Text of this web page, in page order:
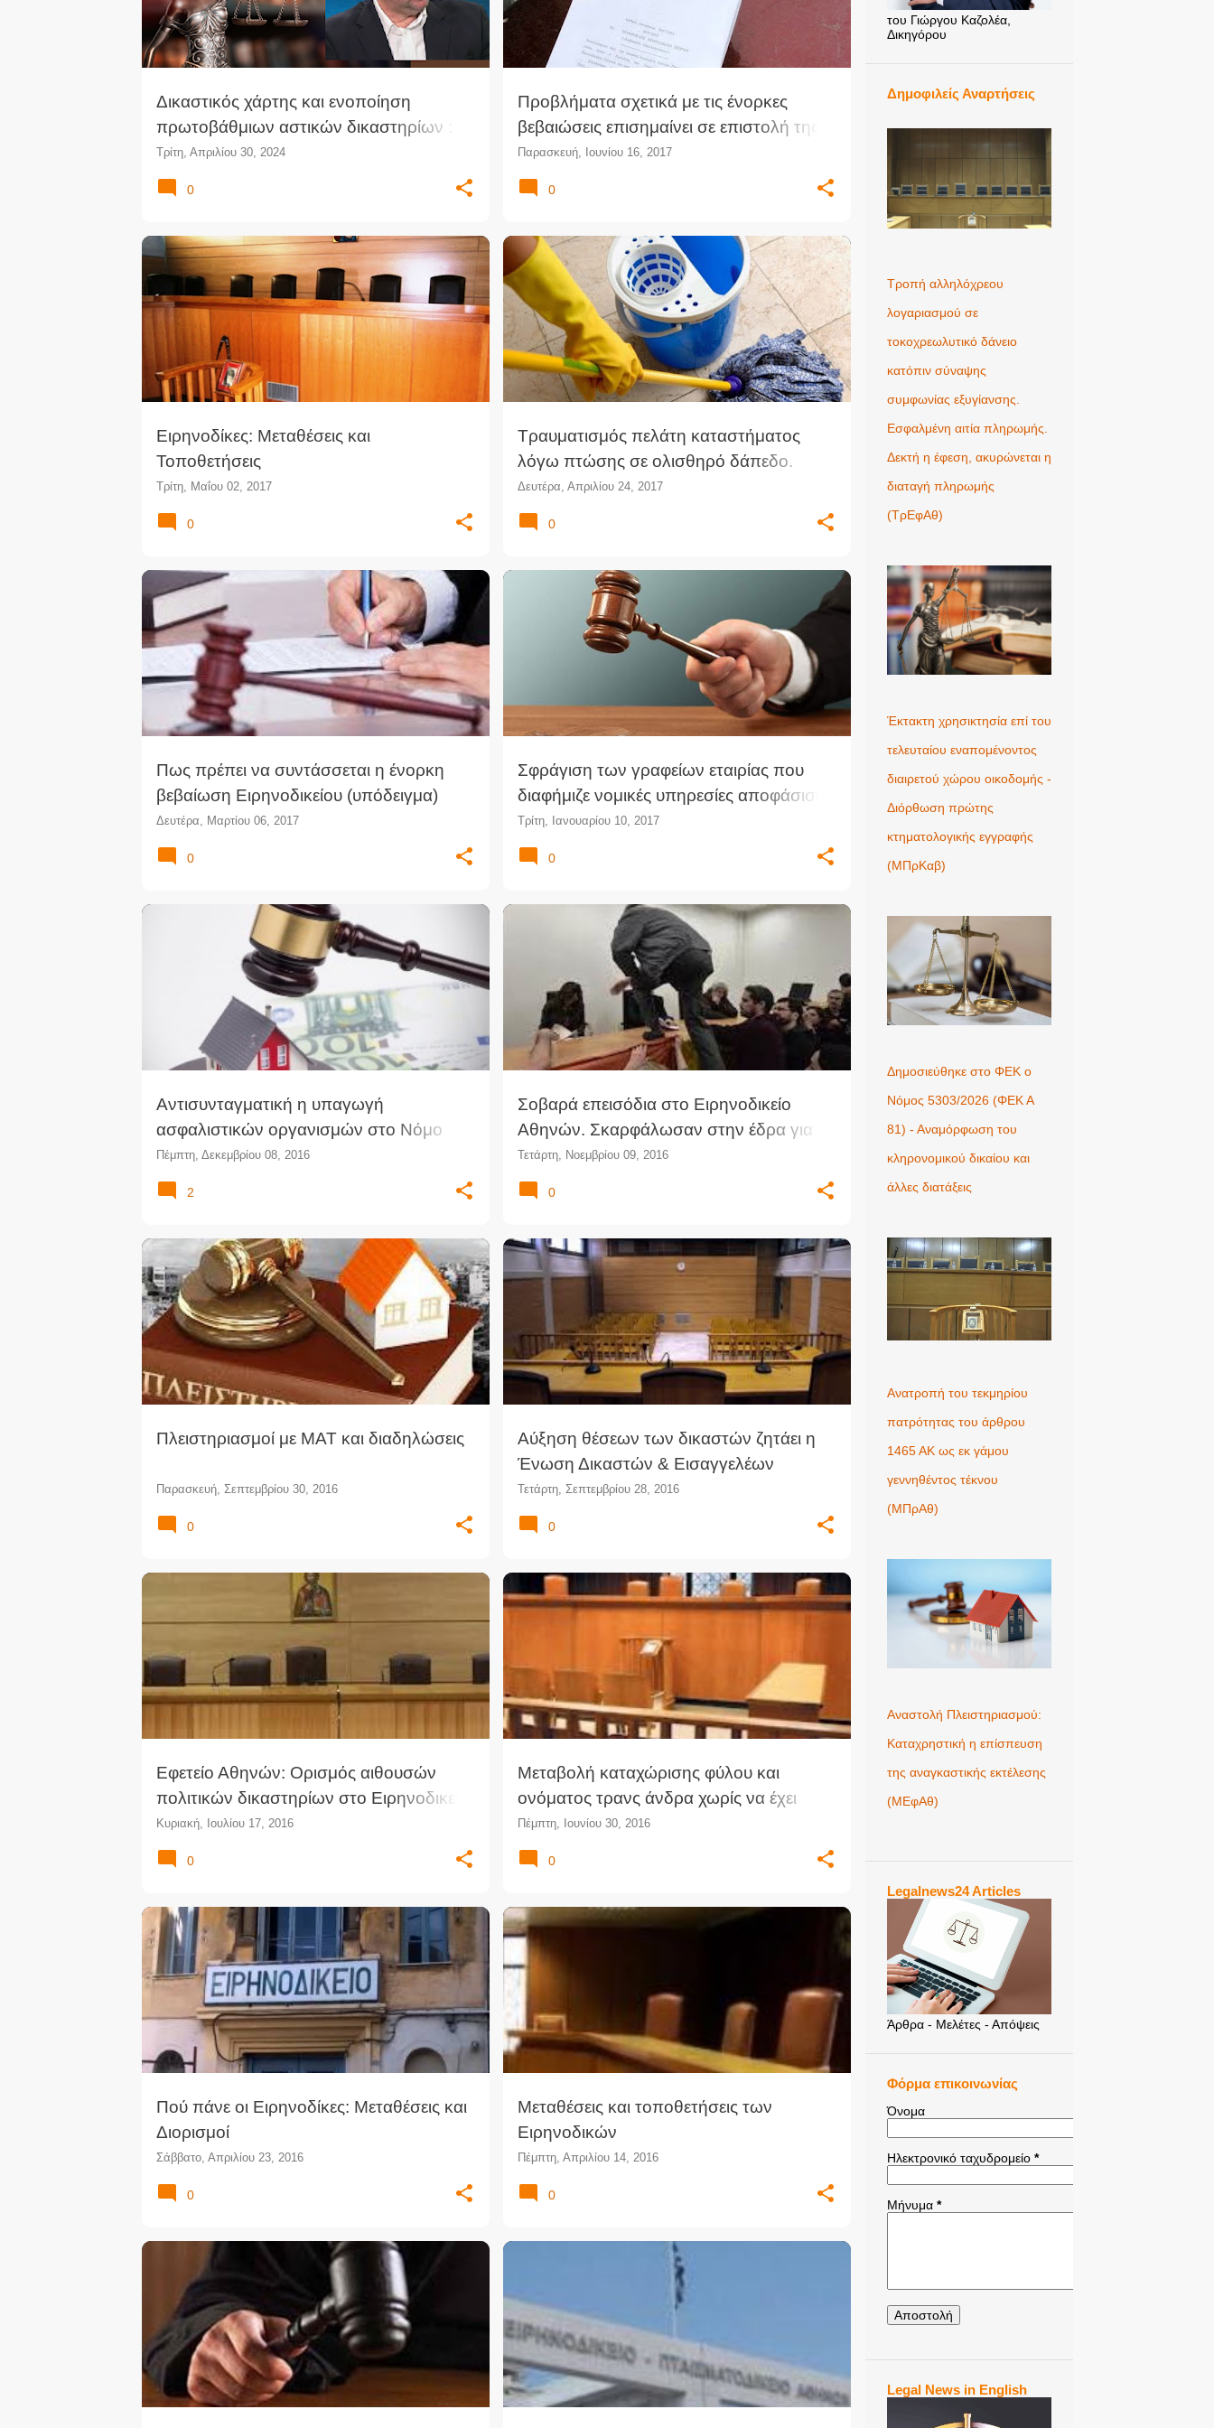
Δικαστικός χάρτης και ενοποίηση
πρωτοβάθμιων αστικών δικαστηρίων :
Περισσότερα προβλήματα γεννώνται!
Τρίτη, Απριλίου 30, 2024
0
Προβλήματα σχετικά με τις ένορκες
βεβαιώσεις επισημαίνει σε επιστολή της
στον Υπ.Δικαιοσύνης η Ολομέλεια
Ειρηνοδικείου Πειραιά
Παρασκευή, Ιουνίου 16, 2017
0
Ειρηνοδίκες: Μεταθέσεις και
Τοποθετήσεις
Τρίτη, Μαΐου 02, 2017
ΔΙΚΑΣΤΈΣ ΔΙΚΑΣΤΉΡΙΟ ΔΙΚΑΣΤΙΚΆ ΝΈΑ
ΕΙΡΗΝΟΔΙΚΕΊΟ ΕΙΡΗΝΟΔΊΚΗΣ ΜΕΤΑΘΈΣΕΙΣ
0
Τραυματισμός πελάτη καταστήματος
λόγω πτώσης σε ολισθηρό δάπεδο.
Αποζημιωτική ευθύνη του ιδιοκτήτη
Δευτέρα, Απριλίου 24, 2017
ΑΠΟΖΗΜΊΩΣΗ ΔΙΚΑΣΤΉΡΙΟ ΔΙΚΑΣΤΙΚΉ ΑΠΌΦΑΣΗ
ΕΙΡΗΝΟΔΙΚΕΊΟ ΗΘΙΚΉ ΒΛΆΒΗ ΝΟΜΟΛΟΓΊΑ
0
Πως πρέπει να συντάσσεται η ένορκη
βεβαίωση Ειρηνοδικείου (υπόδειγμα)
Δευτέρα, Μαρτίου 06, 2017
ΔΙΚΗΓΟΡΙΚΌΣ ΣΎΛΛΟΓΟΣ +1
0
Σφράγιση των γραφείων εταιρίας που
διαφήμιζε νομικές υπηρεσίες αποφάσισε
το Ειρηνοδικείο Καλλιθέας
Τρίτη, Ιανουαρίου 10, 2017
ΑΝΤΙΠΟΊΗΣΗ ΔΙΚΗΓΟΡΙΚΟΎ ΕΠΑΓΓΈΛΜΑΤΟΣ
ΔΙΚΗΓΟΡΙΚΌΣ ΣΎΛΛΟΓΟΣ ΔΙΚΗΓΌΡΟΙ
0
Αντισυνταγματική η υπαγωγή
ασφαλιστικών οργανισμών στο Νόμο
των Υπερχρεωμένων
Πέμπτη, Δεκεμβρίου 08, 2016
ΑΝΤΙΣΥΝΤΑΓΜΑΤΙΚΌΤΗΤΑ ΕΙΡΗΝΟΔΙΚΕΊΟ
ΝΌΜΟΣ ΚΑΤΣΈΛΗ +
ΥΠΕΡΧΡΕΩΜΈΝΑ
2
Σοβαρά επεισόδια στο Ειρηνοδικείο
Αθηνών. Σκαρφάλωσαν στην έδρα για να
αποτρέψουν τους πλειστηριασμούς
(βίντεο)
Τετάρτη, Νοεμβρίου 09, 2016
ΔΙΚΑΣΤΙΚΌ ΜΈΓΑΡΟ
ΠΛΕΙΣΤΗΡΙΑΣΜΟΊ ΣΥΜΒΟΛΑΙΟΓΡΆΦΟΣ
0
Πλειστηριασμοί με ΜΑΤ και διαδηλώσεις
Παρασκευή, Σεπτεμβρίου 30, 2016
ΑΚΊΝΗΤΟ ΑΝΑΓΚΑΣΤΙΚΉ ΕΚΤΈΛΕΣΗ ΔΙΑΔΉΛΩΣΗ
ΕΙΡΗΝΟΔΙΚΕΊΟ ΚΑΤΆΣΧΕΣΗ ΜΑΤ +
ΠΛΕΙΣΤΗΡΙΑΣΜΟΊ
0
Αύξηση θέσεων των δικαστών ζητάει η
Ένωση Δικαστών & Εισαγγελέων
Τετάρτη, Σεπτεμβρίου 28, 2016
ΔΙΚΑΣΤΈΣ ΔΙΚΑΣΤΙΚΌ ΡΕΠΟΡΤΆΖ + 1
0
Εφετείο Αθηνών: Ορισμός αιθουσών
πολιτικών δικαστηρίων στο Ειρηνοδικείο
Αθηνών
Κυριακή, Ιουλίου 17, 2016
ΔΙΚΑΣΤΉΡΙΟ ΔΙΚΑΣΤΙΚΆ ΝΈΑ
0
Μεταβολή καταχώρισης φύλου και
ονόματος τρανς άνδρα χωρίς να έχει
προηγηθεί χειρουργική επέμβαση
(Ειρ.Αθ.)
Πέμπτη, Ιουνίου 30, 2016
ΑΛΛΑΓΉ ΦΎΛΟΥ ΔΙΕΜΦΥΛΙΚΌΣ ΔΙΚΑΣΤΙΚΉ ΑΠΌΦΑΣΗ
ΚΑΤΑΧΏΡΙΣΗ ΦΎΛΟΥ
0
Πού πάνε οι Ειρηνοδίκες: Μεταθέσεις και
Διορισμοί
Σάββατο, Απριλίου 23, 2016
ΆΡΕΙΟΣ ΠΆΓΟΣ ΔΙΚΑΣΤΈΣ ΔΙΚΑΣΤΙΚΌ ΣΏΜΑ
0
Μεταθέσεις και τοποθετήσεις των
Ειρηνοδικών
Πέμπτη, Απριλίου 14, 2016
ΆΡΕΙΟΣ ΠΆΓΟΣ
ΕΙΡΗΝΟΔΙΚΕΊΟ
0
ΔΙΑΓΩΝΙΣΜΌΣ ΕΙΡΗΝΟΔΙΚΏΝ ΔΙΚΑΣΤΈΣ ΑΠΟΤΕΛΈΣΜΑΤΑ
του Γιώργου Καζολέα,
Δικηγόρου
Δημοφιλείς Αναρτήσεις
Τροπή αλληλόχρεου
λογαριασμού σε
τοκοχρεωλυτικό δάνειο
κατόπιν σύναψης
συμφωνίας εξυγίανσης.
Εσφαλμένη αιτία πληρωμής.
Δεκτή η έφεση, ακυρώνεται η
διαταγή πληρωμής
(ΤρΕφΑθ)
Έκτακτη χρησικτησία επί του
τελευταίου εναπομένοντος
διαιρετού χώρου οικοδομής -
Διόρθωση πρώτης
κτηματολογικής εγγραφής
(ΜΠρΚαβ)
Δημοσιεύθηκε στο ΦΕΚ ο
Νόμος 5303/2026 (ΦΕΚ Α
81) - Αναμόρφωση του
κληρονομικού δικαίου και
άλλες διατάξεις
Ανατροπή του τεκμηρίου
πατρότητας του άρθρου
1465 ΑΚ ως εκ γάμου
γεννηθέντος τέκνου
(MΠρΑθ)
Αναστολή Πλειστηριασμού:
Καταχρηστική η επίσπευση
της αναγκαστικής εκτέλεσης
(ΜΕφΑθ)
Legalnews24 Articles
Άρθρα - Μελέτες - Απόψεις
Φόρμα επικοινωνίας
Όνομα
Ηλεκτρονικό ταχυδρομείο *
Μήνυμα *
Legal News in English